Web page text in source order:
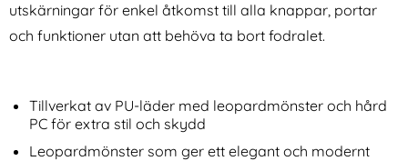
utskärningar för enkel åtkomst till alla knappar, portar
och funktioner utan att behöva ta bort fodralet.
Tillverkat av PU-läder med leopardmönster och hård
PC för extra stil och skydd
Leopardmönster som ger ett elegant och modernt